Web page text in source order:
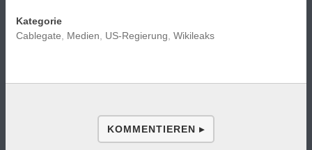
Kategorie
Cablegate
Medien US-Regierung Wikileaks
KOMMENTIEREN ▸